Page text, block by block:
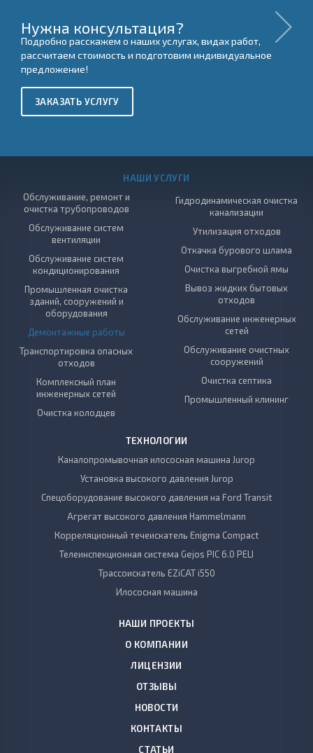
Нужна консультация?
Подробно расскажем о наших услугах, видах работ,
рассчитаем стоимость и подготовим индивидуальное
предложение!
ЗАКАЗАТЬ УСЛУГУ
НАШИ УСЛУГИ
Обслуживание, ремонт и
очистка трубопроводов
Обслуживание систем
вентиляции
Обслуживание систем
кондиционирования
Промышленная очистка
зданий, сооружений и
оборудования
Демонтажные работы
Транспортировка опасных
отходов
Комплексный план
инженерных сетей
Очистка колодцев
Гидродинамическая очистка
канализации
Утилизация отходов
Откачка бурового шлама
Очистка выгребной ямы
Вывоз жидких бытовых
отходов
Обслуживание инженерных
сетей
Обслуживание очистных
сооружений
Очистка септика
Промышленный клининг
ТЕХНОЛОГИИ
Каналопромывочная илососная машина Jurop
Установка высокого давления Jurop
Спецоборудование высокого давления на Ford Transit
Агрегат высокого давления Hammelmann
Корреляционный течеискатель Enigma Compact
Телеинспекционная система Gejos PIC 6.0 PELI
Трассоискатель EZiCAT i550
Илососная машина
НАШИ ПРОЕКТЫ
О КОМПАНИИ
ЛИЦЕНЗИИ
ОТЗЫВЫ
НОВОСТИ
КОНТАКТЫ
СТАТЬИ